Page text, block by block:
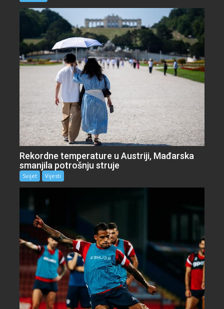
Rekordne temperature u Austriji, Mađarska
smanjila potrošnju struje
Svijet Vijesti